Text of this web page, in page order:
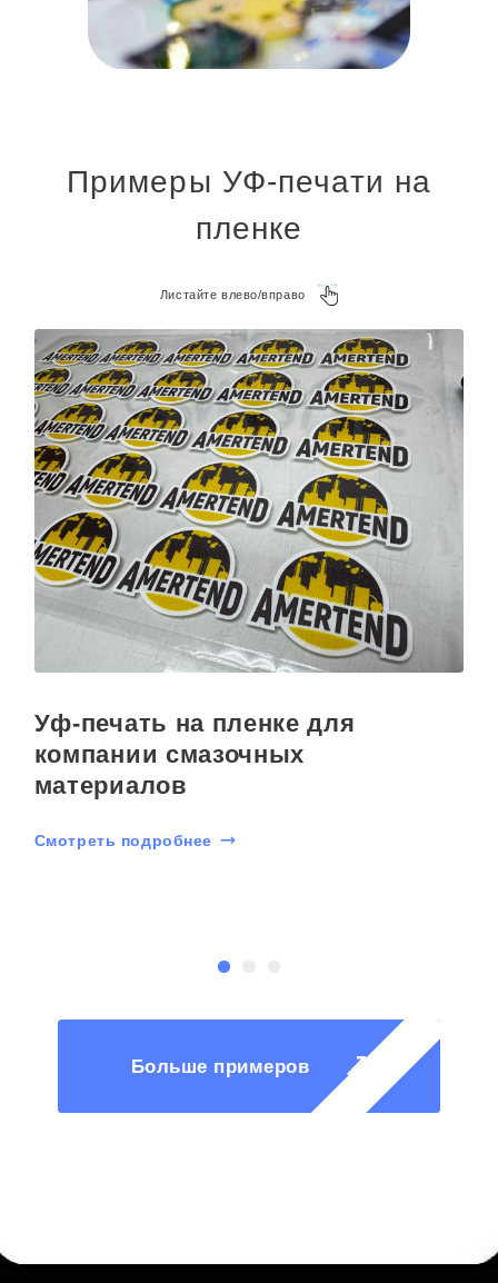
Примеры УФ-печати на
пленке
Листайте влево/вправо
Уф-печать на пленке для
компании смазочных
материалов
Смотреть подробнее
Больше примеров